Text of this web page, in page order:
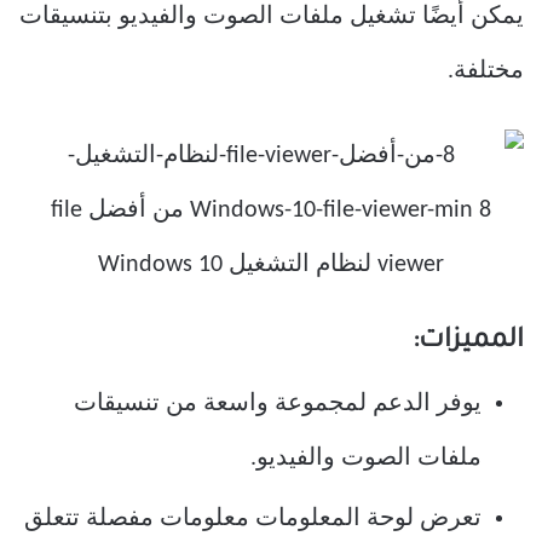
يمكن أيضًا تشغيل ملفات الصوت والفيديو بتنسيقات
مختلفة.
المميزات:
يوفر الدعم لمجموعة واسعة من تنسيقات
ملفات الصوت والفيديو.
تعرض لوحة المعلومات معلومات مفصلة تتعلق